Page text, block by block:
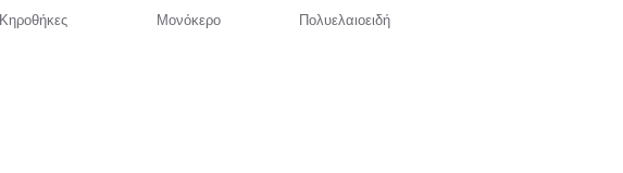
Κηροθήκες Μονόκερο Πολυελαιοειδή